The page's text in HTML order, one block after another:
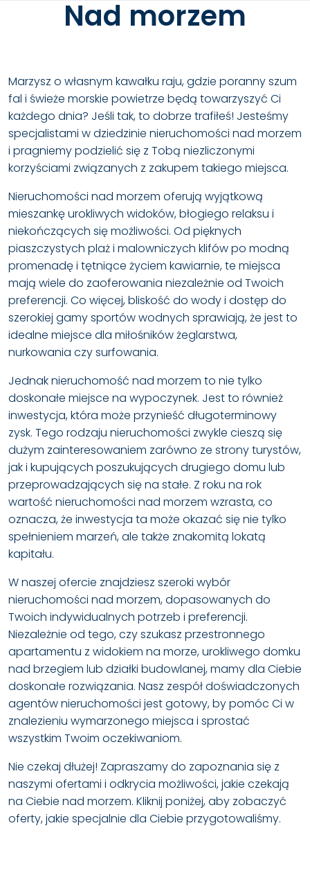
Nad morzem
Marzysz o własnym kawałku raju, gdzie poranny szum
fal i świeże morskie powietrze będą towarzyszyć Ci
każdego dnia? Jeśli tak, to dobrze trafiłeś! Jesteśmy
specjalistami w dziedzinie nieruchomości nad morzem
i pragniemy podzielić się z Tobą niezliczonymi
korzyściami związanych z zakupem takiego miejsca.
Nieruchomości nad morzem oferują wyjątkową
mieszankę urokliwych widoków, błogiego relaksu i
niekończących się możliwości. Od pięknych
piaszczystych plaż i malowniczych klifów po modną
promenadę i tętniące życiem kawiarnie, te miejsca
mają wiele do zaoferowania niezależnie od Twoich
preferencji. Co więcej, bliskość do wody i dostęp do
szerokiej gamy sportów wodnych sprawiają, że jest to
idealne miejsce dla miłośników żeglarstwa,
nurkowania czy surfowania.
Jednak nieruchomość nad morzem to nie tylko
doskonałe miejsce na wypoczynek. Jest to również
inwestycja, która może przynieść długoterminowy
zysk. Tego rodzaju nieruchomości zwykle cieszą się
dużym zainteresowaniem zarówno ze strony turystów,
jak i kupujących poszukujących drugiego domu lub
przeprowadzających się na stałe. Z roku na rok
wartość nieruchomości nad morzem wzrasta, co
oznacza, że inwestycja ta może okazać się nie tylko
spełnieniem marzeń, ale także znakomitą lokatą
kapitału.
W naszej ofercie znajdziesz szeroki wybór
nieruchomości nad morzem, dopasowanych do
Twoich indywidualnych potrzeb i preferencji.
Niezależnie od tego, czy szukasz przestronnego
apartamentu z widokiem na morze, urokliwego domku
nad brzegiem lub działki budowlanej, mamy dla Ciebie
doskonałe rozwiązania. Nasz zespół doświadczonych
agentów nieruchomości jest gotowy, by pomóc Ci w
znalezieniu wymarzonego miejsca i sprostać
wszystkim Twoim oczekiwaniom.
Nie czekaj dłużej! Zapraszamy do zapoznania się z
naszymi ofertami i odkrycia możliwości, jakie czekają
na Ciebie nad morzem. Kliknij poniżej, aby zobaczyć
oferty, jakie specjalnie dla Ciebie przygotowaliśmy.